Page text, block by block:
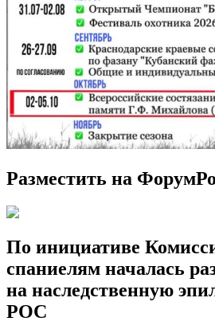
Разместить на
По инициативе
спаниелям началась
на наследственную
РОС